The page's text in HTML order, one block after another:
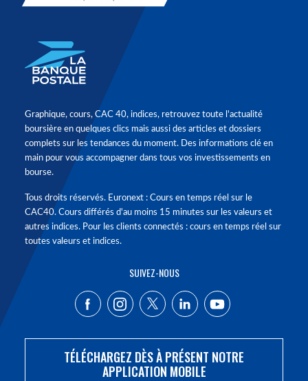
Graphique, cours, CAC 40, indices, retrouvez toute l'actualité
boursière en quelques clics mais aussi des articles et dossiers
complets sur les tendances du moment. Des informations clé en
main pour vous accompagner dans tous vos investissements en
bourse.
Tous droits réservés. Euronext : Cours en temps réel sur le
CAC40. Cours différés d'au moins 15 minutes sur les valeurs et
autres indices. Pour les clients connectés : cours en temps réel sur
toutes valeurs et indices.
SUIVEZ-NOUS
TÉLÉCHARGEZ DÈS À PRÉSENT NOTRE
APPLICATION MOBILE